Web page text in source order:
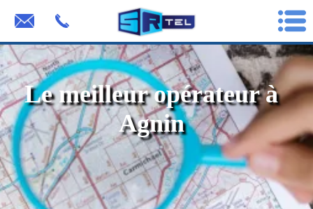
Le meilleur opérateur à
Agnin